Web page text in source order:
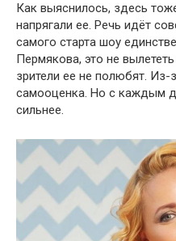
Как выяснилось, здесь
напрягали ее. Речь идёт
самого старта шоу
Пермякова, это не
зрители ее не полюбят. Из-
самооценка. Но с каждым
сильнее.